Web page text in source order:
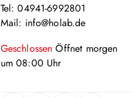
Tel: 04941-6992801
Mail: info@holab.de
GeschlossenÖffnet morgen
um08:00 Uhr